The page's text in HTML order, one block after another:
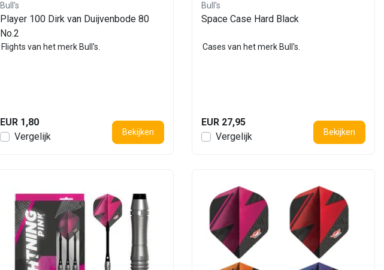
Bull's
Player 100 Dirk van Duijvenbode 80
No.2
Flights van het merk Bull's.
EUR 1,80
Vergelijk
Bekijken
Bull's
Space Case Hard Black
Cases van het merk Bull's.
EUR 27,95
Vergelijk
Bekijken